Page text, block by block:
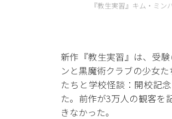
『教生実習』キム・ミ
新作『教生実習』は、受
ンと黒魔術クラブの少女
たちと学校怪談：開校記
た。前作が3万人の観客を
きなかった。